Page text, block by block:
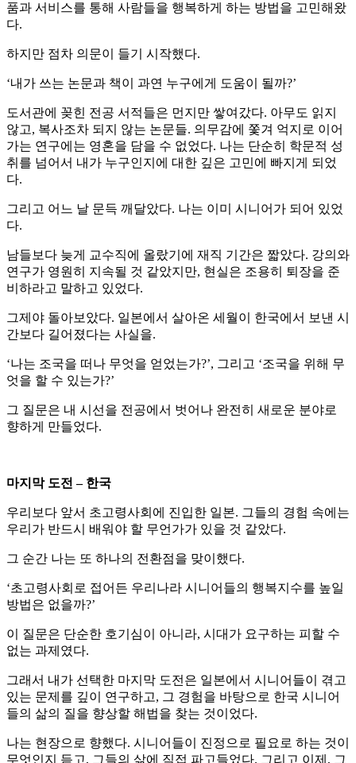
품과 서비스를 통해 사람들을 행복하게 하는 방법을 고민해왔
다.
하지만 점차 의문이 들기 시작했다.
‘내가 쓰는 논문과 책이 과연 누구에게 도움이 될까?’
도서관에 꽂힌 전공 서적들은 먼지만 쌓여갔다. 아무도 읽지
않고, 복사조차 되지 않는 논문들. 의무감에 쫓겨 억지로 이어
가는 연구에는 영혼을 담을 수 없었다. 나는 단순히 학문적 성
취를 넘어서 내가 누구인지에 대한 깊은 고민에 빠지게 되었
다.
그리고 어느 날 문득 깨달았다. 나는 이미 시니어가 되어 있었
다.
남들보다 늦게 교수직에 올랐기에 재직 기간은 짧았다. 강의와
연구가 영원히 지속될 것 같았지만, 현실은 조용히 퇴장을 준
비하라고 말하고 있었다.
그제야 돌아보았다. 일본에서 살아온 세월이 한국에서 보낸 시
간보다 길어졌다는 사실을.
‘나는 조국을 떠나 무엇을 얻었는가?’, 그리고 ‘조국을 위해 무
엇을 할 수 있는가?’
그 질문은 내 시선을 전공에서 벗어나 완전히 새로운 분야로
향하게 만들었다.
마지막 도전 – 한국
우리보다 앞서 초고령사회에 진입한 일본. 그들의 경험 속에는
우리가 반드시 배워야 할 무언가가 있을 것 같았다.
그 순간 나는 또 하나의 전환점을 맞이했다.
‘초고령사회로 접어든 우리나라 시니어들의 행복지수를 높일
방법은 없을까?’
이 질문은 단순한 호기심이 아니라, 시대가 요구하는 피할 수
없는 과제였다.
그래서 내가 선택한 마지막 도전은 일본에서 시니어들이 겪고
있는 문제를 깊이 연구하고, 그 경험을 바탕으로 한국 시니어
들의 삶의 질을 향상할 해법을 찾는 것이었다.
나는 현장으로 향했다. 시니어들이 진정으로 필요로 하는 것이
무엇인지 듣고, 그들의 삶에 직접 파고들었다. 그리고 이제, 그